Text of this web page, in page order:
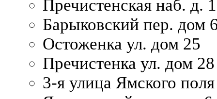
Пречистенская наб. д.
Барыковский пер. дом
Остоженка ул. дом 25
Пречистенка ул. дом 28
3-я улица Ямского